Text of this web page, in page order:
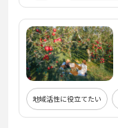
地域活性に役立てたい